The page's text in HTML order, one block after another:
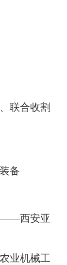
联合收割
备
——西安亚
农业机械工